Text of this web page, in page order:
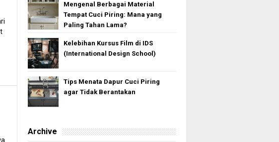
Mengenal Berbagai Material
Tempat Cuci Piring: Mana yang
Paling Tahan Lama?
Kelebihan Kursus Film di IDS
(International Design School)
Tips Menata Dapur Cuci Piring
agar Tidak Berantakan
Archive